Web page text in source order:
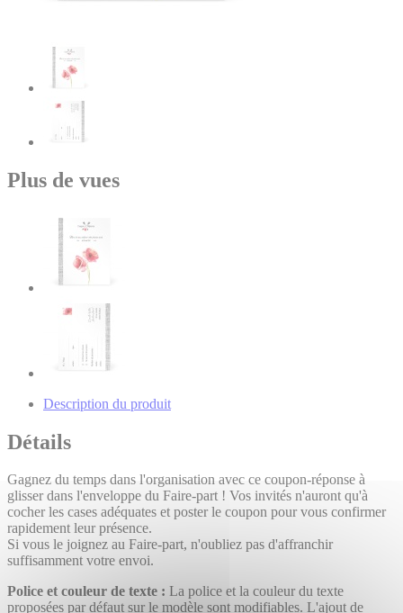
Plus de vues
Description du produit
Détails
Gagnez du temps dans l'organisation avec ce coupon-réponse à
glisser dans l'enveloppe du Faire-part ! Vos invités n'auront qu'à
cocher les cases adéquates et poster le coupon pour vous confirmer
rapidement leur présence.
Si vous le joignez au Faire-part, n'oubliez pas d'affranchir
suffisamment votre envoi.
Police et couleur de texte : La police et la couleur du texte
proposées par défaut sur le modèle sont modifiables. L'ajout de